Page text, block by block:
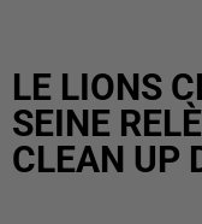
LE LIONS
SEINE
CLEAN UP